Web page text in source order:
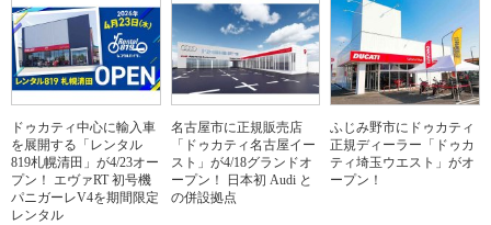
ドゥカティ中心に輸入車
を展開する「レンタル
819札幌清田」が4/23オー
プン！ エヴァRT 初号機
パニガーレV4を期間限定
レンタル
名古屋市に正規販売店
「ドゥカティ名古屋イー
スト」が4/18グランドオ
ープン！ 日本初 Audi と
の併設拠点
ふじみ野市にドゥカティ
正規ディーラー「ドゥカ
ティ埼玉ウエスト」がオ
ープン！